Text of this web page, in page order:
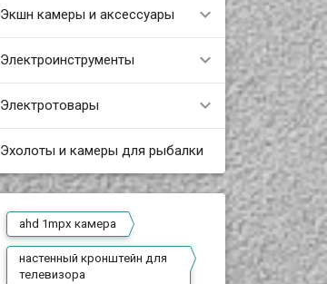
Экшн камеры и аксессуары
Электроинструменты
Электротовары
Эхолоты и камеры для рыбалки
ahd 1mpx камера
настенный кронштейн для
телевизора